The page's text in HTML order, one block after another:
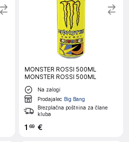
MONSTER ROSSI 500ML
MONSTER ROSSI 500ML
Na zalogi
Prodajalec Big Bang
Brezplačna poštnina za člane
kluba
1 69 €